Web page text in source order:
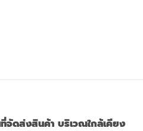
จัดส่งสินค้า บริเวณใกล้เคียง